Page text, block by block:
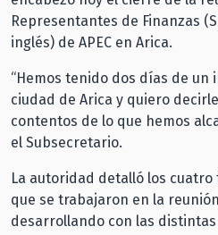
Representantes de Finanzas
inglés) de APEC en Arica.
“Hemos tenido dos días de un
ciudad de Arica y quiero
contentos de lo que hemos
el Subsecretario.
La autoridad detalló los
que se trabajaron en la
desarrollando con las